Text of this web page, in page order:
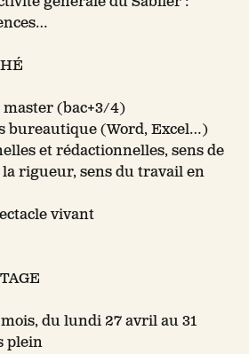
master (bac+3/4)
bureautique (Word, Excel…)
et rédactionnelles, sens de
la rigueur, sens du travail en
vivant
du lundi 27 avril au 31
plein